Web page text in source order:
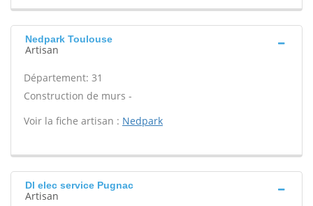
Nedpark Toulouse
Artisan
Département: 31
Construction de murs -
Voir la fiche artisan : Nedpark
Dl elec service Pugnac
Artisan